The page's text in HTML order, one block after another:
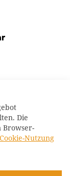
Die
Browser-
Nutzung